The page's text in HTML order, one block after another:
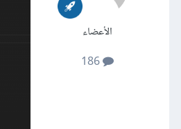
الأعضاء
186